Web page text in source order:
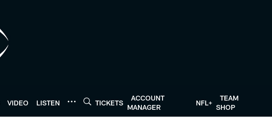
VIDEO LISTEN TICKETS
ACCOUNT
MANAGER
NFL+
TEAM
SHOP